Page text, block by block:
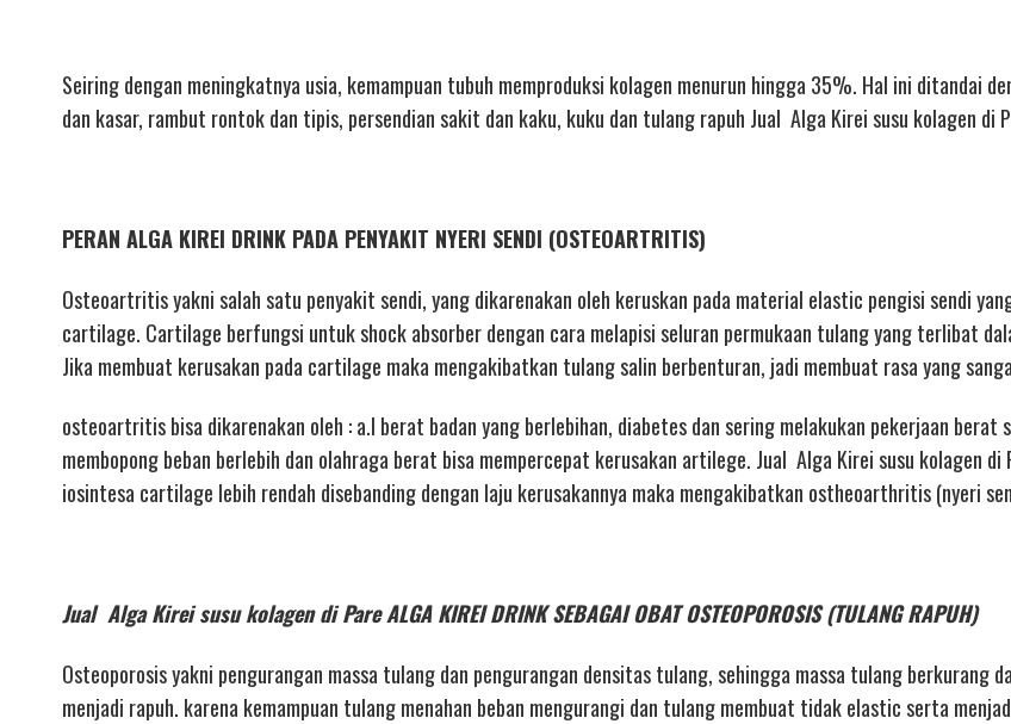
Seiring dengan meningkatnya usia, kemampuan tubuh memproduksi kolagen menurun hingga 35%. Hal ini ditandai
dan kasar, rambut rontok dan tipis, persendian sakit dan kaku, kuku dan tulang rapuh Jual Alga Kirei susu kolagen di
PERAN ALGA KIREI DRINK PADA PENYAKIT NYERI SENDI (OSTEOARTRITIS)
Osteoartritis yakni salah satu penyakit sendi, yang dikarenakan oleh keruskan pada material elastic pengisi sendi
cartilage. Cartilage berfungsi untuk shock absorber dengan cara melapisi seluran permukaan tulang yang terlibat
Jika membuat kerusakan pada cartilage maka mengakibatkan tulang salin berbenturan, jadi membuat rasa yang
osteoartritis bisa dikarenakan oleh : a.l berat badan yang berlebihan, diabetes dan sering melakukan pekerjaan berat
membopong beban berlebih dan olahraga berat bisa mempercepat kerusakan artilege. Jual Alga Kirei susu kolagen di
iosintesa cartilage lebih rendah disebanding dengan laju kerusakannya maka mengakibatkan ostheoarthritis (nyeri
Jual Alga Kirei susu kolagen di Pare ALGA KIREI DRINK SEBAGAI OBAT OSTEOPOROSIS (TULANG RAPUH)
Osteoporosis yakni pengurangan massa tulang dan pengurangan densitas tulang, sehingga massa tulang berkurang
menjadi rapuh. karena kemampuan tulang menahan beban mengurangi dan tulang membuat tidak elastic serta